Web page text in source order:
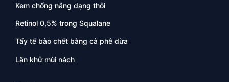
Kem chống nắng dạng thỏi
Retinol 0,5% trong Squalane
Tẩy tế bào chết bằng cà phê dừa
Lăn khử mùi nách